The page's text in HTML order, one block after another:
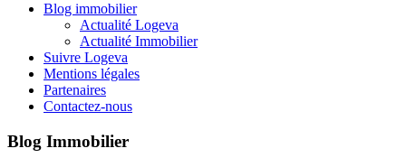
Blog immobilier
Actualité Logeva
Actualité Immobilier
Suivre Logeva
Mentions légales
Partenaires
Contactez-nous
Blog Immobilier